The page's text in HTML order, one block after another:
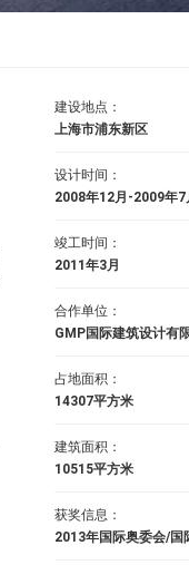
建设地点：
上海市浦东新区
设计时间：
2008年12月-2009年7
竣工时间：
2011年3月
合作单位：
GMP国际建筑设计有
占地面积：
14307平方米
建筑面积：
10515平方米
获奖信息：
2013年国际奥委会/国